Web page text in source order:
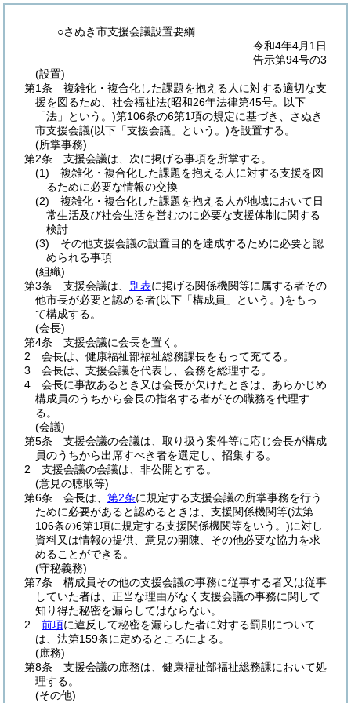
○さぬき市支援会議設置要綱
令和4年4月1日
告示第94号の3
(設置)
第1条
複雑化・複合化した課題を抱える人に対する適切な支
援を図るため、社会福祉法(昭和26年法律第45号。以下
「法」という。)第106条の6第1項の規定に基づき、さぬき
市支援会議(以下「支援会議」という。)を設置する。
(所掌事務)
第2条
支援会議は、次に掲げる事項を所掌する。
(1)
複雑化・複合化した課題を抱える人に対する支援を図
るために必要な情報の交換
(2)
複雑化・複合化した課題を抱える人が地域において日
常生活及び社会生活を営むのに必要な支援体制に関する
検討
(3)
その他支援会議の設置目的を達成するために必要と認
められる事項
(組織)
第3条
支援会議は、 別表に掲げる関係機関等に属する者その
他市長が必要と認める者(以下「構成員」という。)をもっ
て構成する。
(会長)
第4条
支援会議に会長を置く。
2
会長は、健康福祉部福祉総務課長をもって充てる。
3
会長は、支援会議を代表し、会務を総理する。
4
会長に事故あるとき又は会長が欠けたときは、あらかじめ
構成員のうちから会長の指名する者がその職務を代理す
る。
(会議)
第5条
支援会議の会議は、取り扱う案件等に応じ会長が構成
員のうちから出席すべき者を選定し、招集する。
2
支援会議の会議は、非公開とする。
(意見の聴取等)
第6条
会長は、 第2条に規定する支援会議の所掌事務を行う
ために必要があると認めるときは、支援関係機関等(法第
106条の6第1項に規定する支援関係機関等をいう。)に対し
資料又は情報の提供、意見の開陳、その他必要な協力を求
めることができる。
(守秘義務)
第7条
構成員その他の支援会議の事務に従事する者又は従事
していた者は、正当な理由がなく支援会議の事務に関して
知り得た秘密を漏らしてはならない。
2
前項に違反して秘密を漏らした者に対する罰則について
は、法第159条に定めるところによる。
(庶務)
第8条
支援会議の庶務は、健康福祉部福祉総務課において処
理する。
(その他)